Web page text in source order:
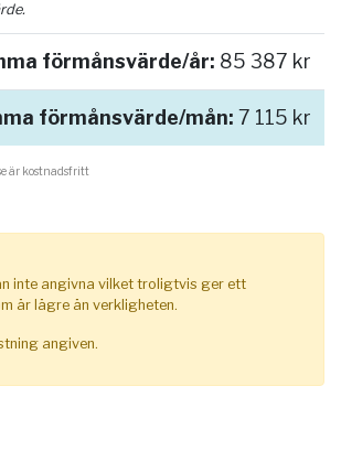
förmånsvärde/år: 85 387 kr
förmånsvärde/mån: 7 115 kr
är kostnadsfritt
inte angivna vilket troligtvis ger ett
är lägre än verkligheten.
angiven.